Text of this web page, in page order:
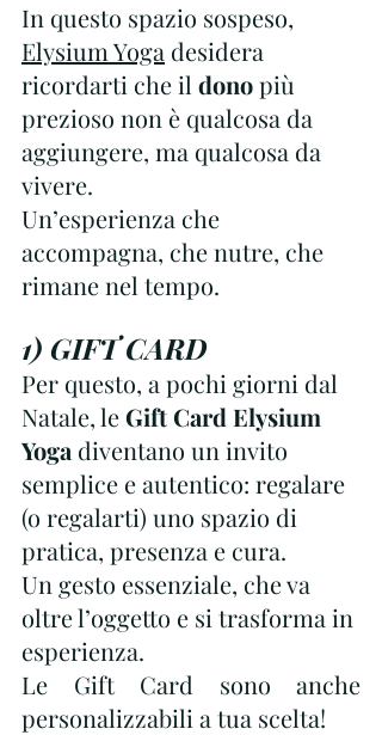
In questo spazio sospeso,
Elysium Yoga desidera
ricordarti che il dono più
prezioso non è qualcosa da
aggiungere, ma qualcosa da
vivere.
Un’esperienza che
accompagna, che nutre, che
rimane nel tempo.
1) GIFT CARD
Per questo, a pochi giorni dal
Natale, le Gift Card Elysium
Yoga diventano un invito
semplice e autentico: regalare
(o regalarti) uno spazio di
pratica, presenza e cura.
Un gesto essenziale, che va
oltre l’oggetto e si trasforma in
esperienza.
Le Gift Card sono anche
personalizzabili a tua scelta!